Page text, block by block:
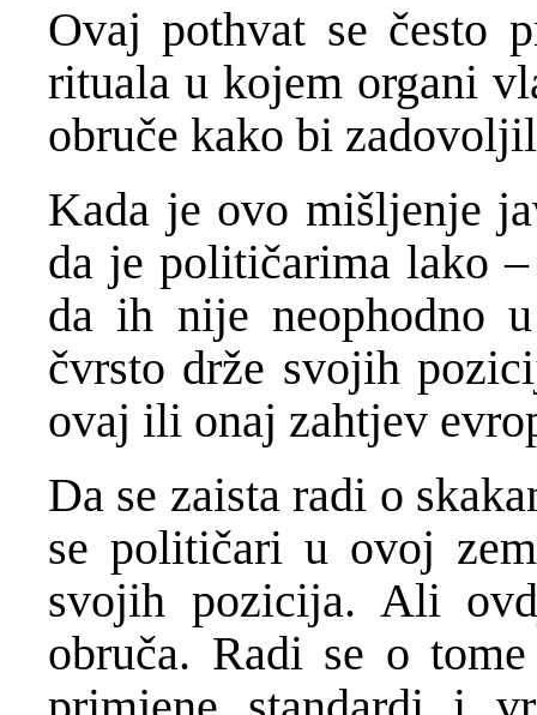
Ovaj pothvat se često
rituala u kojem organi
obruče kako bi
Kada je ovo mišljenje
da je političarima lako
da ih nije neophodno
čvrsto drže svojih
ovaj ili onaj zahtjev
Da se zaista radi o
se političari u ovoj
svojih pozicija. Ali
obruča. Radi se o